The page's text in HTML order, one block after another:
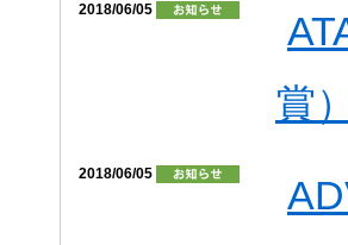
2018/06/05
賞
2018/06/05